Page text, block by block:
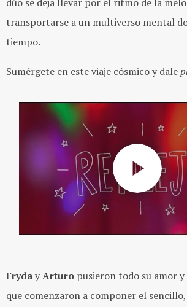
transportarse a un multiverso mental
tiempo.
Sumérgete en este viaje cósmico y dale
FrydayArturo pusieron todo su amor
que comenzaron a componer el